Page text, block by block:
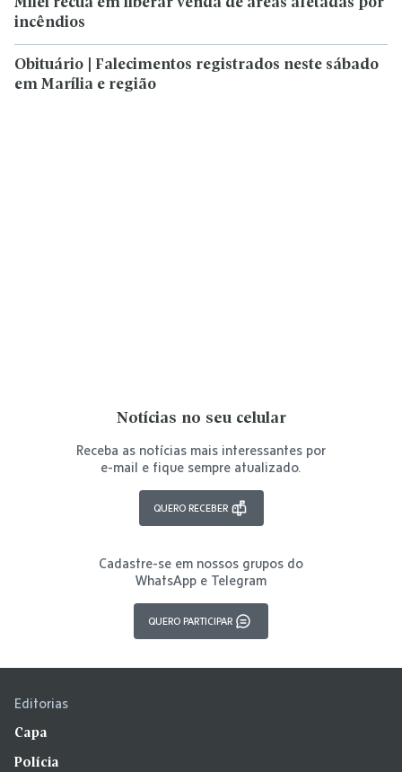
Milei recua em liberar venda de áreas afetadas por
incêndios
Obituário | Falecimentos registrados neste sábado
em Marília e região
Notícias no seu celular
Receba as notícias mais interessantes por
e-mail e fique sempre atualizado.
QUERO RECEBER
Cadastre-se em nossos grupos do
WhatsApp e Telegram
QUERO PARTICIPAR
Editorias
Capa
Polícia